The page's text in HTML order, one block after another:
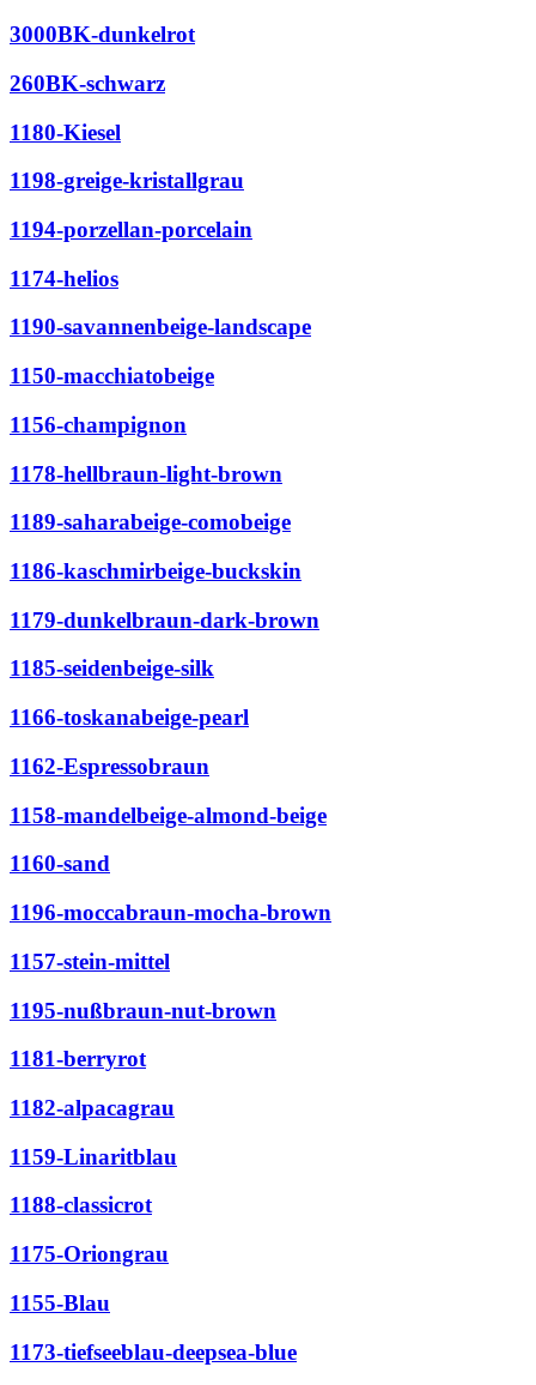
3000BK-dunkelrot
260BK-schwarz
1180-Kiesel
1198-greige-kristallgrau
1194-porzellan-porcelain
1174-helios
1190-savannenbeige-landscape
1150-macchiatobeige
1156-champignon
1178-hellbraun-light-brown
1189-saharabeige-comobeige
1186-kaschmirbeige-buckskin
1179-dunkelbraun-dark-brown
1185-seidenbeige-silk
1166-toskanabeige-pearl
1162-Espressobraun
1158-mandelbeige-almond-beige
1160-sand
1196-moccabraun-mocha-brown
1157-stein-mittel
1195-nußbraun-nut-brown
1181-berryrot
1182-alpacagrau
1159-Linaritblau
1188-classicrot
1175-Oriongrau
1155-Blau
1173-tiefseeblau-deepsea-blue